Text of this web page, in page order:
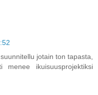
jotain ton tapasta,
menee ikuisuusprojektiksi